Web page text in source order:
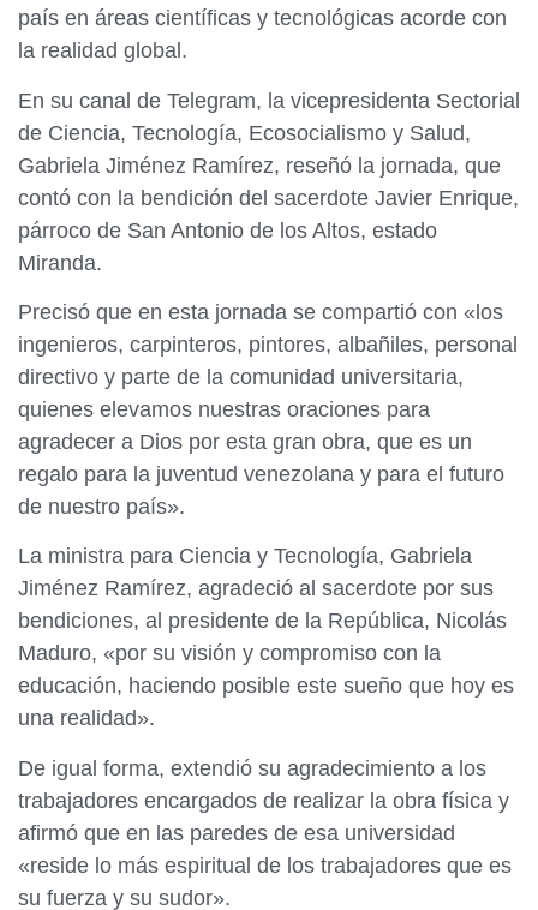
país en áreas científicas y tecnológicas acorde con
la realidad global.
En su canal de Telegram, la vicepresidenta Sectorial
de Ciencia, Tecnología, Ecosocialismo y Salud,
Gabriela Jiménez Ramírez, reseñó la jornada, que
contó con la bendición del sacerdote Javier Enrique,
párroco de San Antonio de los Altos, estado
Miranda.
Precisó que en esta jornada se compartió con «los
ingenieros, carpinteros, pintores, albañiles, personal
directivo y parte de la comunidad universitaria,
quienes elevamos nuestras oraciones para
agradecer a Dios por esta gran obra, que es un
regalo para la juventud venezolana y para el futuro
de nuestro país».
La ministra para Ciencia y Tecnología, Gabriela
Jiménez Ramírez, agradeció al sacerdote por sus
bendiciones, al presidente de la República, Nicolás
Maduro, «por su visión y compromiso con la
educación, haciendo posible este sueño que hoy es
una realidad».
De igual forma, extendió su agradecimiento a los
trabajadores encargados de realizar la obra física y
afirmó que en las paredes de esa universidad
«reside lo más espiritual de los trabajadores que es
su fuerza y su sudor».